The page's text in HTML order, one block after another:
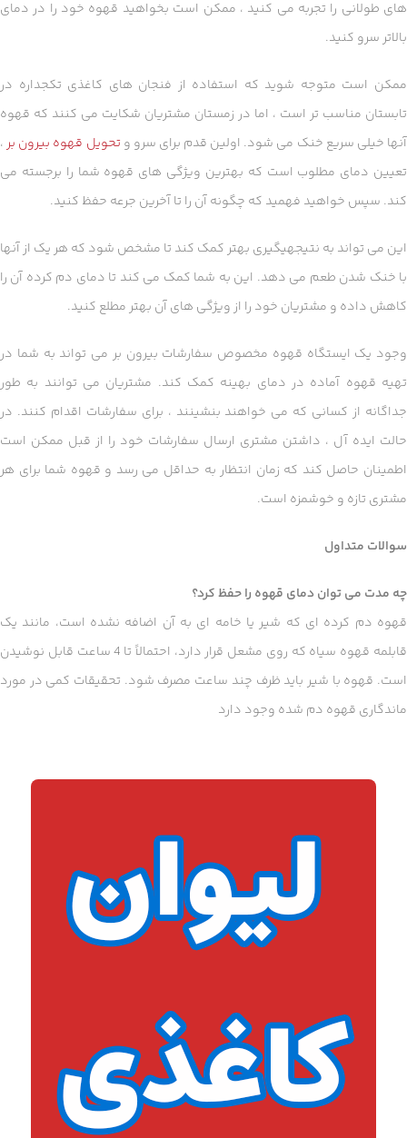
های طولانی را تجربه می کنید ، ممکن است بخواهید قهوه خود را در دمای
بالاتر سرو کنید.
ممکن است متوجه شوید که استفاده از فنجان های کاغذی تکجداره در
تابستان مناسب تر است ، اما در زمستان مشتریان شکایت می کنند که قهوه
آنها خیلی سریع خنک می شود. اولین قدم برای سرو و تحویل قهوه بیرون بر،
تعیین دمای مطلوب است که بهترین ویژگی های قهوه شما را برجسته می
کند. سپس خواهید فهمید که چگونه آن را تا آخرین جرعه حفظ کنید.
این می تواند به نتیجهیگیری بهتر کمک کند تا مشخص شود که هر یک از آنها
با خنک شدن طعم می دهد. این به شما کمک می کند تا دمای دم کرده آن را
کاهش داده و مشتریان خود را از ویژگی های آن بهتر مطلع کنید.
وجود یک ایستگاه قهوه مخصوص سفارشات بیرون بر می تواند به شما در
تهیه قهوه آماده در دمای بهینه کمک کند. مشتریان می توانند به طور
جداگانه از کسانی که می خواهند بنشینند ، برای سفارشات اقدام کنند. در
حالت ایده آل ، داشتن مشتری ارسال سفارشات خود را از قبل ممکن است
اطمینان حاصل کند که زمان انتظار به حداقل می رسد و قهوه شما برای هر
مشتری تازه و خوشمزه است.
سوالات متداول
چه مدت می توان دمای قهوه را حفظ کرد؟
قهوه دم کرده ای که شیر یا خامه ای به آن اضافه نشده است، مانند یک
قابلمه قهوه سیاه که روی مشعل قرار دارد، احتمالاً تا 4 ساعت قابل نوشیدن
است. قهوه با شیر باید ظرف چند ساعت مصرف شود. تحقیقات کمی در مورد
ماندگاری قهوه دم شده وجود دارد